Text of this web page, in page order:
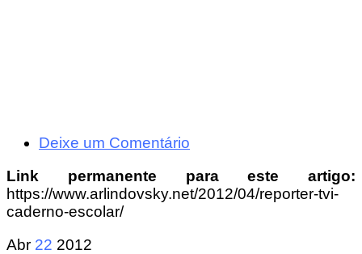
Deixe um Comentário
Link permanente para este artigo:
https://www.arlindovsky.net/2012/04/reporter-tvi-
caderno-escolar/
Abr 22 2012